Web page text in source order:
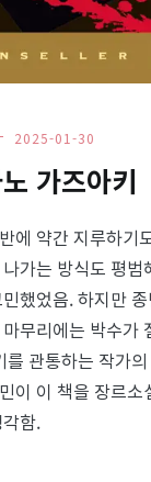
2025-01-30
가즈아키
에 약간 지루하기
가는 방식도 평범
했었음. 하지만
무리에는 박수가
관통하는 작가
이 이 책을 장르소
함.